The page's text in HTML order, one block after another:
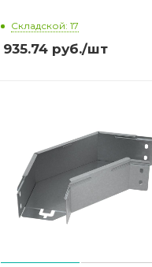
Складской: 17
935.74 руб./шт